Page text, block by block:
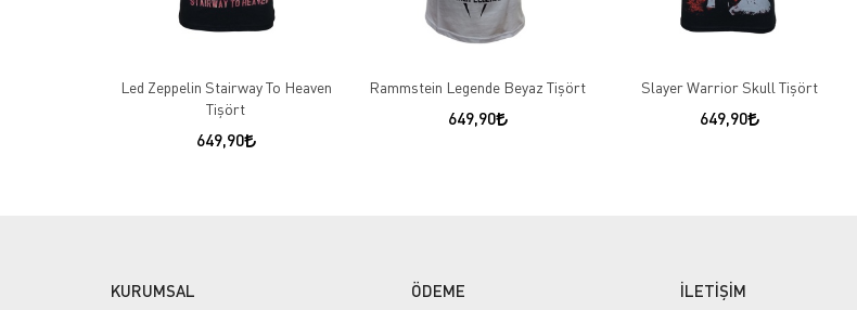
Led Zeppelin Stairway To Heaven
Tişört
649,90
Rammstein Legende Beyaz Tişört
649,90
Slayer Warrior Skull Tişört
649,90
KURUMSAL ÖDEME İLETİŞİM